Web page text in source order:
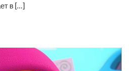
в […]